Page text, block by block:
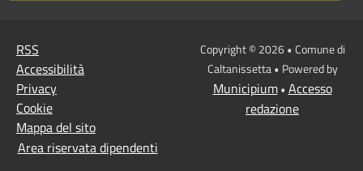
RSS
Accessibilità
Privacy
Cookie
Mappa del sito
Area riservata dipendenti
Copyright © 2026 • Comune di
Caltanissetta • Powered by
Municipium• Accesso
redazione